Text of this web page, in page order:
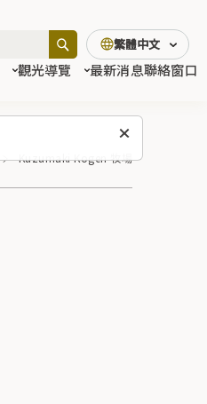
觀光導覽 最新消息聯絡窗口
繁體中文
Kuzumaki Kogen 牧場